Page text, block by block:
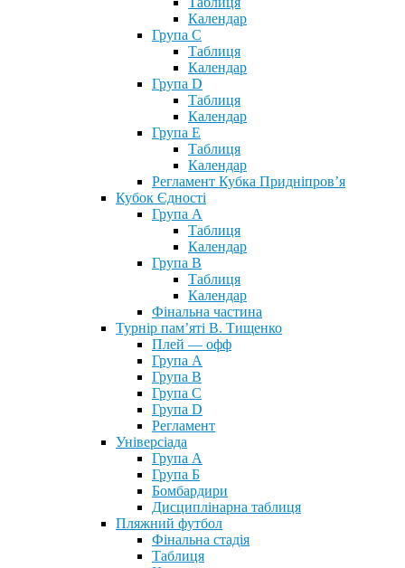
Календар
Група С
Таблиця
Календар
Група D
Таблиця
Календар
Група Е
Таблиця
Календар
Регламент Кубка Придніпров’я
Кубок Єдності
Група А
Таблиця
Календар
Група В
Таблиця
Календар
Фінальна частина
Турнір пам’яті В. Тищенко
Плей — офф
Група А
Група B
Група С
Група D
Регламент
Універсіада
Група А
Група Б
Бомбардири
Дисциплінарна таблиця
Пляжний футбол
Фінальна стадія
Таблиця